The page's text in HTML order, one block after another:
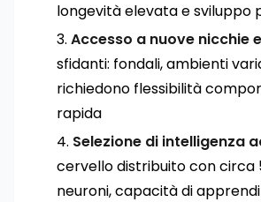
longevità elevata e sviluppo
Accesso a nuove nicchie
sfidanti: fondali, ambienti
richiedono flessibilità
rapida
Selezione di intelligenza
cervello distribuito con circa
neuroni, capacità di